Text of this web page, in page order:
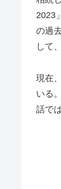
2023
の過
して
現在
いる
話で